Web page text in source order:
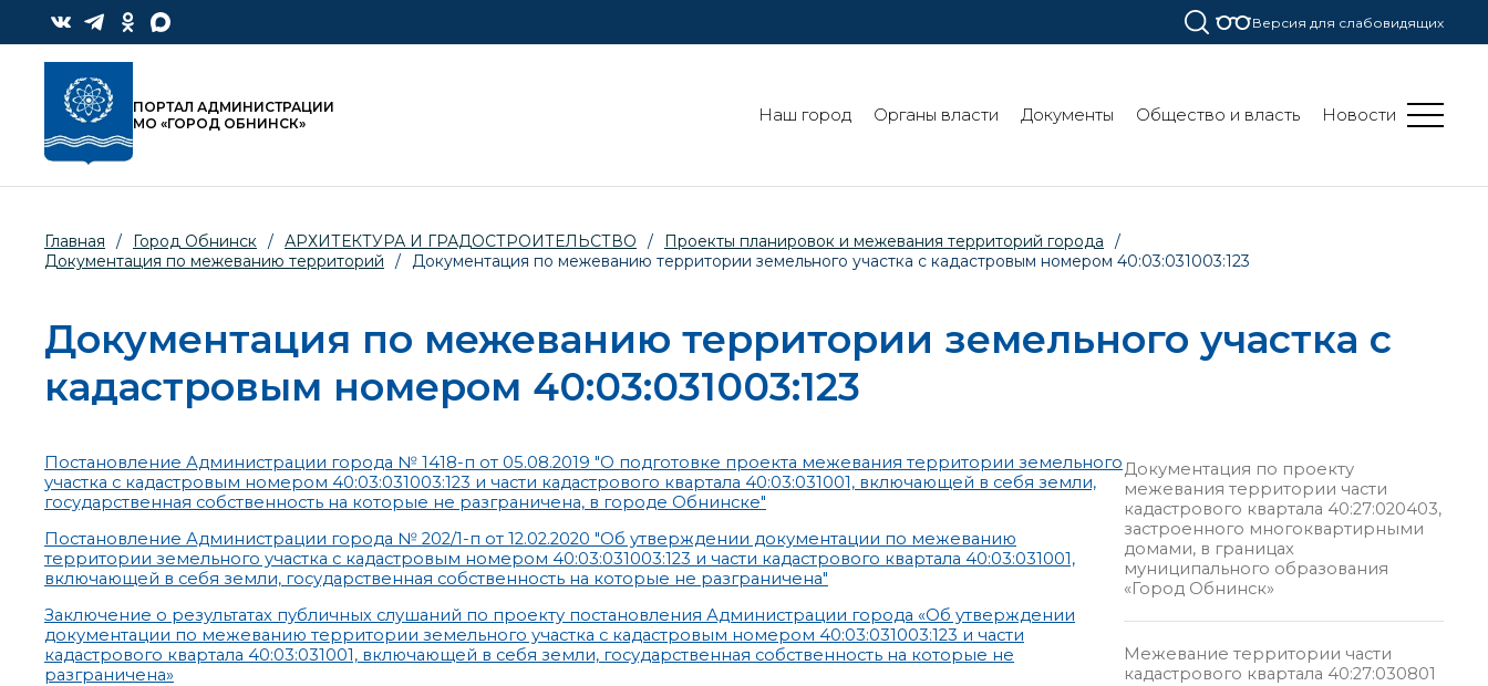
Версия для слабовидящих
ПОРТАЛ АДМИНИСТРАЦИИ
МО «ГОРОД ОБНИНСК»
Наш город Органы власти Документы Общество и власть Новости
Главная / Город Обнинск / АРХИТЕКТУРА И ГРАДОСТРОИТЕЛЬСТВО / Проекты планировок и межевания территорий города
/
Документация по межеванию территорий
/ Документация по межеванию территории земельного участка с кадастровым номером 40:03:031003:123
Документация по межеванию территории земельного участка с
кадастровым номером 40:03:031003:123
Постановление Администрации города № 1418-п от 05.08.2019 "О подготовке проекта межевания территории земельного
участка с кадастровым номером 40:03:031003:123 и части кадастрового квартала 40:03:031001, включающей в себя земли,
государственная собственность на которые не разграничена, в городе Обнинске"
Постановление Администрации города № 202/1-п от 12.02.2020 "Об утверждении документации по межеванию
территории земельного участка с кадастровым номером 40:03:031003:123 и части кадастрового квартала 40:03:031001,
включающей в себя земли, государственная собственность на которые не разграничена"
Заключение о результатах публичных слушаний по проекту постановления Администрации города «Об утверждении
документации по межеванию территории земельного участка с кадастровым номером 40:03:031003:123 и части
кадастрового квартала 40:03:031001, включающей в себя земли, государственная собственность на которые не
разграничена»
Документация по проекту
межевания территории части
кадастрового квартала 40:27:020403,
застроенного многоквартирными
домами, в границах
муниципального образования
«Город Обнинск»
Межевание территории части
кадастрового квартала 40:27:030801